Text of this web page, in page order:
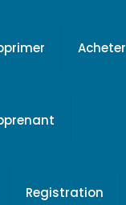
Acheter
Registration